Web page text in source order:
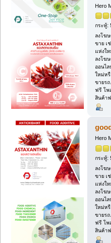
Hero
กระทู้:
ลงโฆ
ขาย เ
แห่งใ
ลงโฆ
ออนไ
ใหม่ห
ขายร
ฟรี โพ
สินค้า
Hero
กระทู้:
ลงโฆ
ขาย เ
แห่งใ
ลงโฆ
ออนไ
ใหม่ห
ขายร
ฟรี โพ
สินค้า